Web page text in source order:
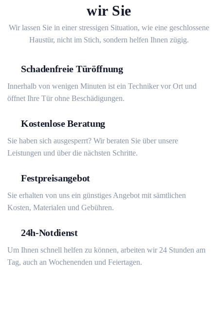
wir Sie
Wir lassen Sie in einer stressigen Situation, wie eine geschlossene
Haustür, nicht im Stich, sondern helfen Ihnen zügig.
Schadenfreie Türöffnung
Innerhalb von wenigen Minuten ist ein Techniker vor Ort und
öffnet Ihre Tür ohne Beschädigungen.
Kostenlose Beratung
Sie haben sich ausgesperrt? Wir beraten Sie über unsere
Leistungen und über die nächsten Schritte.
Festpreisangebot
Sie erhalten von uns ein günstiges Angebot mit sämtlichen
Kosten, Materialen und Gebühren.
24h-Notdienst
Um Ihnen schnell helfen zu können, arbeiten wir 24 Stunden am
Tag, auch an Wochenenden und Feiertagen.